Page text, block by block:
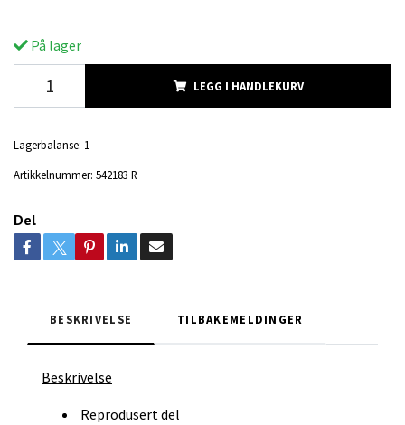
På lager
LEGG I HANDLEKURV
Lagerbalanse: 1
Artikkelnummer: 542183 R
Del
BESKRIVELSE TILBAKEMELDINGER
Beskrivelse
Reprodusert del